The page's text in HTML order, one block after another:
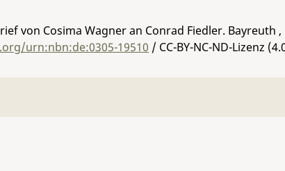
von Cosima Wagner an Conrad Fiedler. Bayreuth ,
urn:nbn:de:0305-19510 / CC-BY-NC-ND-Lizenz